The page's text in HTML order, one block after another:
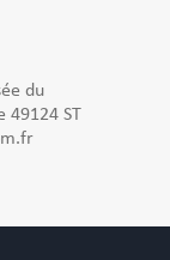
du
49124 ST